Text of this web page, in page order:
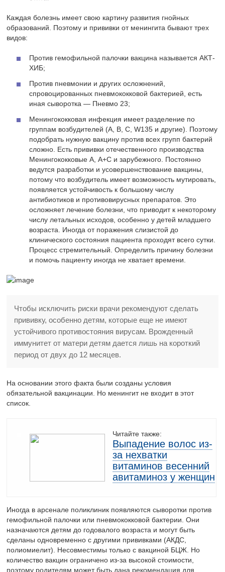
Каждая болезнь имеет свою картину развития гнойных
образований. Поэтому и прививки от менингита бывают трех
видов:
Против гемофильной палочки вакцина называется АКТ-
ХИБ;
Против пневмонии и других осложнений,
спровоцированных пневмококковой бактерией, есть
иная сыворотка — Пневмо 23;
Менингококковая инфекция имеет разделение по
группам возбудителей (A, B, C, W135 и другие). Поэтому
подобрать нужную вакцину против всех групп бактерий
сложно. Есть прививки отечественного производства
Менингококковые А, А+С и зарубежного. Постоянно
ведутся разработки и усовершенствование вакцины,
потому что возбудитель имеет возможность мутировать,
появляется устойчивость к большому числу
антибиотиков и противовирусных препаратов. Это
осложняет лечение болезни, что приводит к некоторому
числу летальных исходов, особенно у детей младшего
возраста. Иногда от поражения слизистой до
клинического состояния пациента проходят всего сутки.
Процесс стремительный. Определить причину болезни
и помочь пациенту иногда не хватает времени.
Чтобы исключить риски врачи рекомендуют сделать
прививку, особенно детям, которые еще не имеют
устойчивого противостояния вирусам. Врожденный
иммунитет от матери детям дается лишь на короткий
период от двух до 12 месяцев.
На основании этого факта были созданы условия
обязательной вакцинации. Но менингит не входит в этот
список.
Читайте также:
Выпадение волос из-
за нехватки
витаминов весенний
авитаминоз у женщин
Иногда в арсенале поликлиник появляются сыворотки против
гемофильной палочки или пневмококковой бактерии. Они
назначаются детям до годовалого возраста и могут быть
сделаны одновременно с другими прививками (АКДС,
полиомиелит). Несовместимы только с вакциной БЦЖ. Но
количество вакцин ограничено из-за высокой стоимости,
поэтому родителям может быть дана рекомендация для